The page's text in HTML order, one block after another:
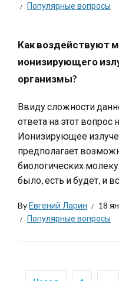
Популярные вопросы
Как воздействуют
ионизирующего
организмы?
Ввиду сложности
ответа на этот вопрос
Ионизирующее
предполагает
биологических
было, есть и будет, и
ByЕвгений Ларин
18
Популярные вопросы